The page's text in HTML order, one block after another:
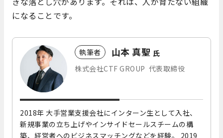
になることです。
執筆者 山本 真聖 氏
株式会社CTF GROUP 代表取締役
2018年 大手営業支援会社にインターン生として入社、
新規事業の立ち上げやインサイドセールスチームの構
築、経営者へのビジネスマッチングなどを経験。 2019